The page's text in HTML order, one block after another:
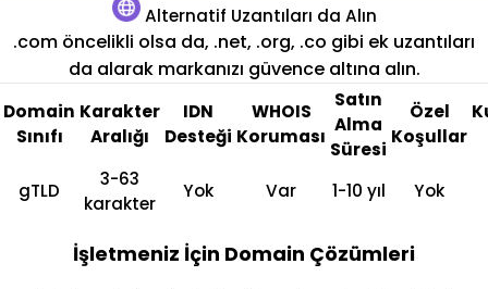
Alternatif Uzantıları da Alın
.com öncelikli olsa da, .net, .org, .co gibi ek uzantıları
da alarak markanızı güvence altına alın.
Domain
Sınıfı
Karakter
Aralığı
IDN
Desteği
WHOIS
Koruması
Satın
Alma
Süresi
Özel
Koşullar
gTLD
3-63
karakter
Yok Var 1-10 yıl Yok
İşletmeniz İçin Domain Çözümleri